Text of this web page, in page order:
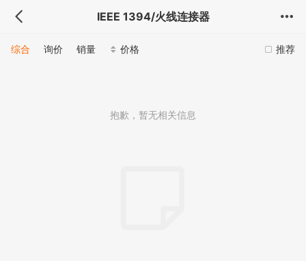
IEEE 1394/火线连接器
推荐
综合 询价 销量 价格
抱歉，暂无相关信息